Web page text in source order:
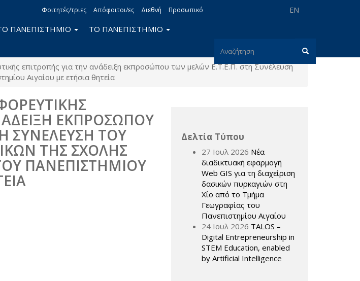
EN
Φοιτητές/τριες Απόφοιτοι/ες Διεθνή Προσωπικό
Φόρμα
αναζήτησης
Αναζήτηση
ΠΑΝΕΠΙΣΤΗΜΙΟ ΤΟ ΠΑΝΕΠΙΣΤΗΜΙΟ
επιτροπής για την ανάδειξη εκπροσώπου των μελών Ε.Τ.Ε.Π. στη Συνέλευση
Αιγαίου με ετήσια θητεία
ΕΚΠΡΟΣΩΠΟΥ
ΣΥΝΕΛΕΥΣΗ ΤΟΥ
ΤΗΣ ΣΧΟΛΗΣ
ΠΑΝΕΠΙΣΤΗΜΙΟΥ
Δελτία Τύπου
27 Ιουλ 2026 Νέα
διαδικτυακή εφαρμογή
Web GIS για τη διαχείριση
δασικών πυρκαγιών στη
Χίο από το Τμήμα
Γεωγραφίας του
Πανεπιστημίου Αιγαίου
24 Ιουλ 2026 TALOS –
Digital Entrepreneurship in
STEM Education, enabled
by Artificial Intelligence